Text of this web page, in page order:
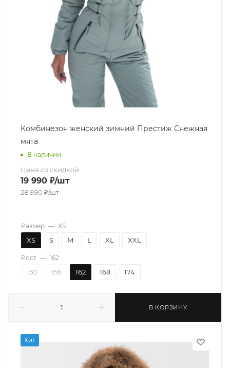
Комбинезон женский зимний Престиж Снежная
мята
В наличии
Цена со скидкой
19 990 ₽/шт
28 990₽/шт
В КОРЗИНУ
Размер — XS
XS S M L XL XXL
Рост — 162
150 156 162 168 174
Хит